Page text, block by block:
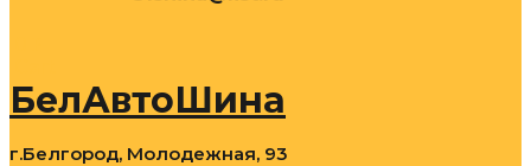
БелАвтоШина
г.Белгород, Молодежная, 93